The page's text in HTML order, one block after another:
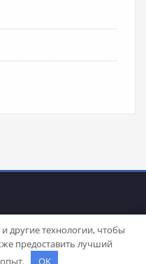
Stacyby SpiceThemes
другие технологии, чтобы
предоставить лучший
OK